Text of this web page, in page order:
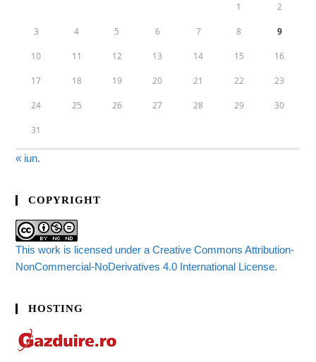
1 2
3 4 5 6 7 8 9
10 11 12 13 14 15 16
17 18 19 20 21 22 23
24 25 26 27 28 29 30
31
« iun.
COPYRIGHT
This work is licensed under a Creative Commons Attribution-
NonCommercial-NoDerivatives 4.0 International License.
HOSTING